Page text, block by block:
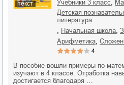
текст учебники 3 класс
детская познавательная и развивающая
литература
начальная школа
арифметика
4
В пособие вошли примеры по
изучают в 4 классе. Отработка
достигается благодаря …